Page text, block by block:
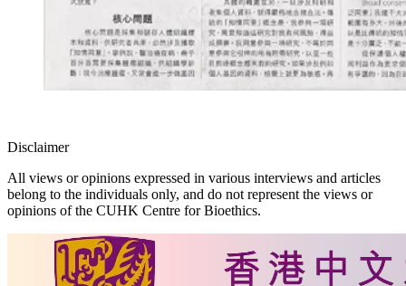
Disclaimer
All views or opinions expressed in various interviews and articles
belong to the individuals only, and do not represent the views or
opinions of the CUHK Centre for Bioethics.